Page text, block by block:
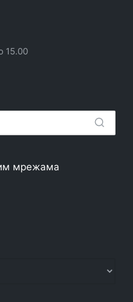
15.00
мрежама